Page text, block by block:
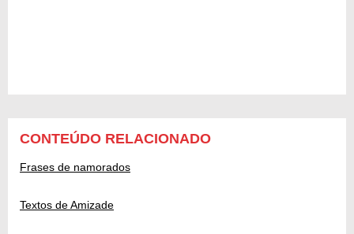
CONTEÚDO RELACIONADO
Frases de namorados
Textos de Amizade